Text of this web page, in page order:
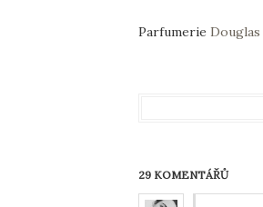
Parfumerie Douglas
29 KOMENTÁŘŮ